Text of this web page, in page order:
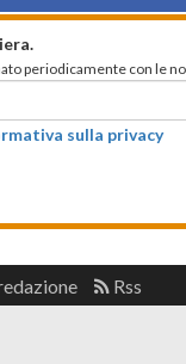
periodicamente con le
sulla privacy
Rss